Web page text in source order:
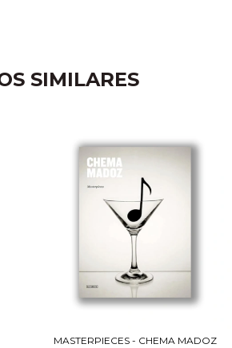
SIMILARES
MASTERPIECES - CHEMA MADOZ